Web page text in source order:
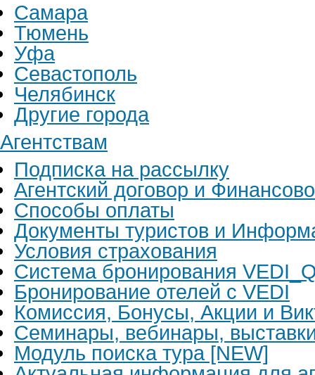
Самара
Тюмень
Уфа
Севастополь
Челябинск
Другие города
Агентствам
Подписка на рассылку
Агентский договор и
Способы оплаты
Документы туристов и
Условия страхования
Система бронирования
Бронирование отелей с VEDI
Комиссия, Бонусы, Акции и
Семинары, вебинары,
Модуль поиска тура [NEW]